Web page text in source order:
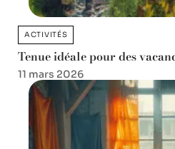
ACTIVITÉS
Tenue idéale pour des
11 mars 2026